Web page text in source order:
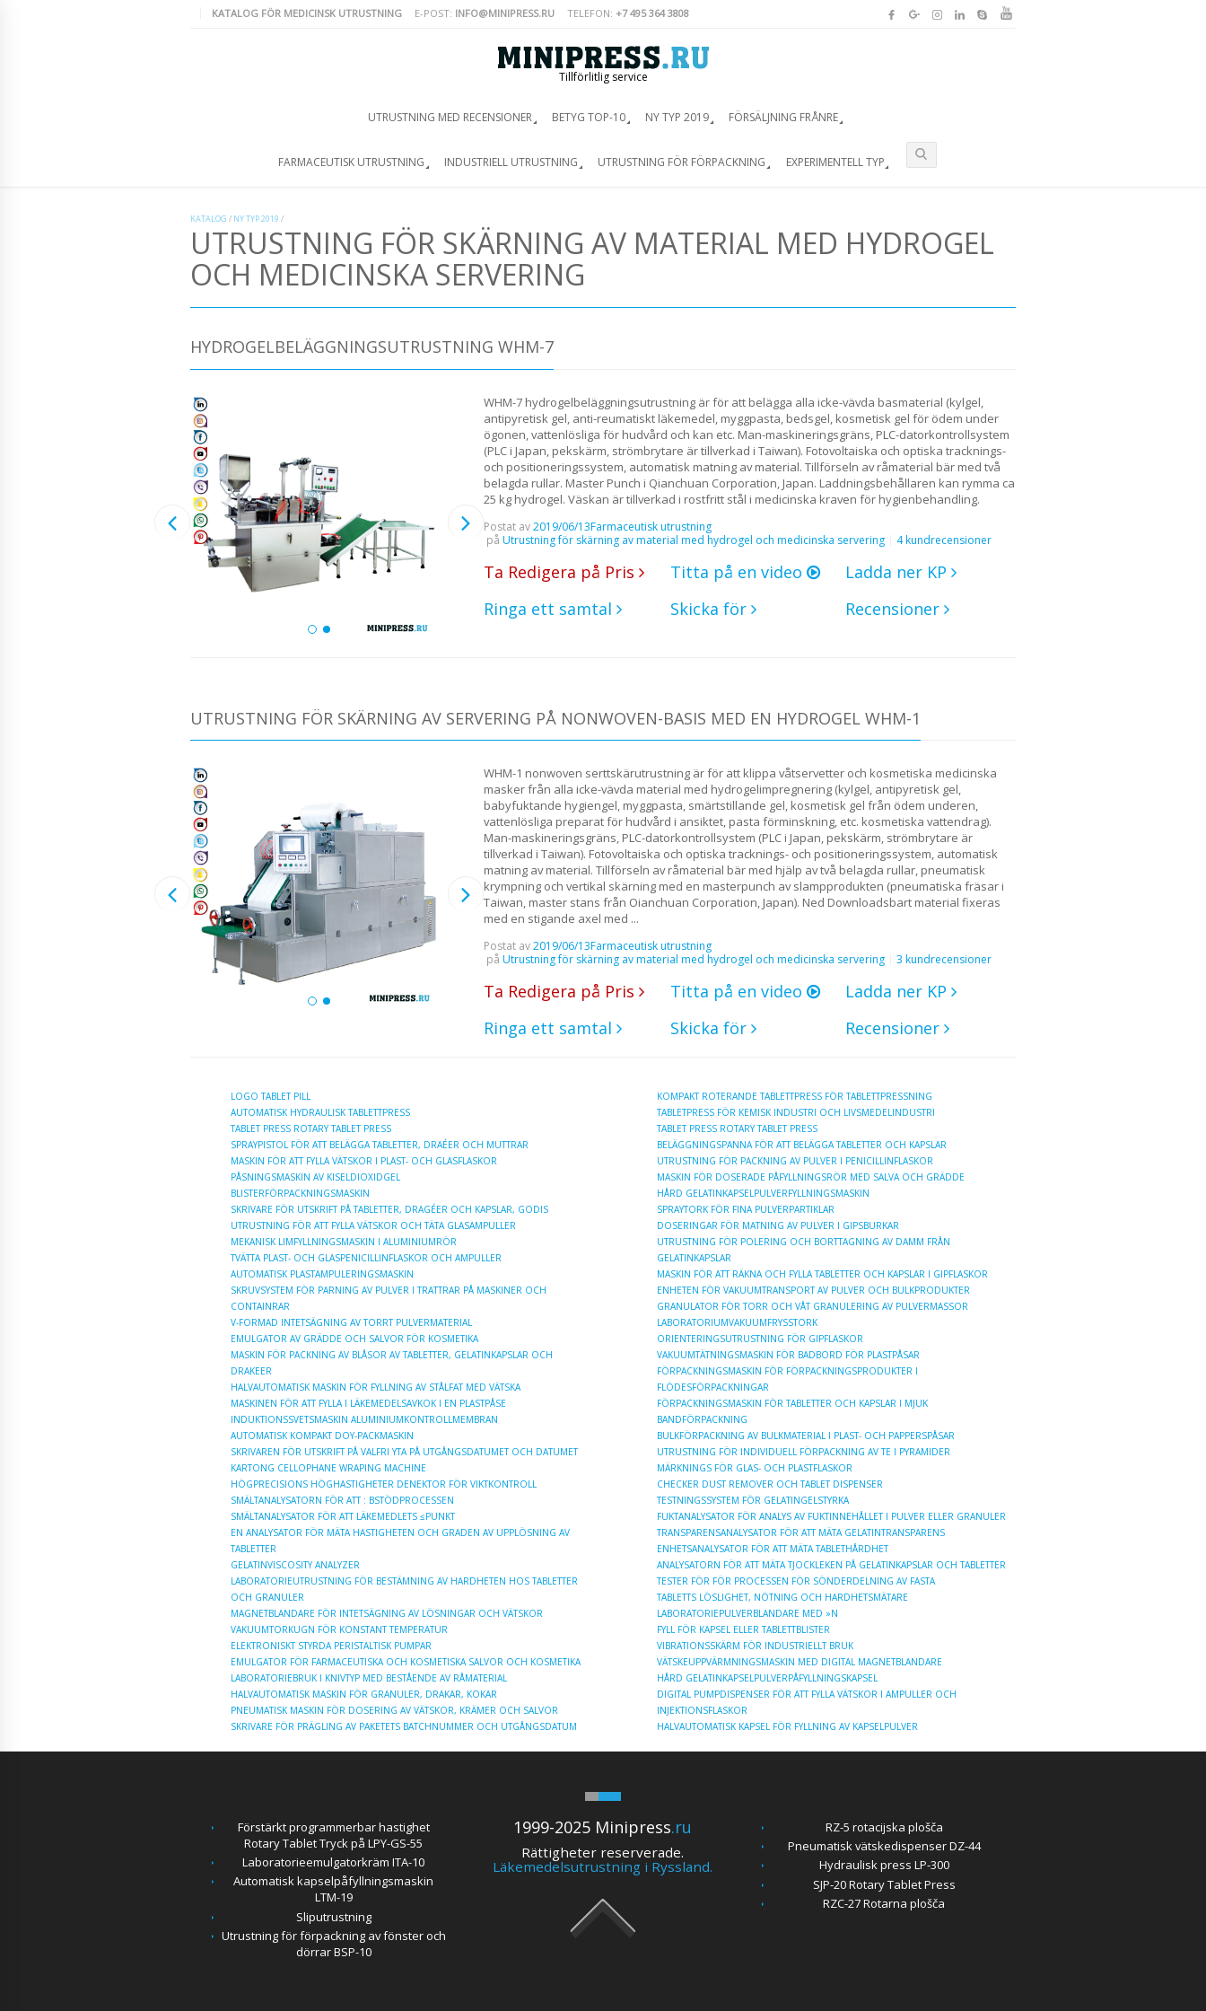
KATALOG FÖR MEDICINSK UTRUSTNING E-POST: INFO@MINIPRESS.RU TELEFON: +7 495 364 3808
Tillförlitlig service
UTRUSTNING MED RECENSIONER BETYG TOP-10 NY TYP 2019 FÖRSÄLJNING FRÅNRE
FARMACEUTISK UTRUSTNING INDUSTRIELL UTRUSTNING UTRUSTNING FÖR FÖRPACKNING EXPERIMENTELL TYP
KATALOG / NY TYP 2019 /
UTRUSTNING FÖR SKÄRNING AV MATERIAL MED HYDROGEL
OCH MEDICINSKA SERVERING
HYDROGELBELÄGGNINGSUTRUSTNING WHM-7
WHM-7 hydrogelbeläggningsutrustning är för att belägga alla icke-vävda basmaterial (kylgel,
antipyretisk gel, anti-reumatiskt läkemedel, myggpasta, bedsgel, kosmetisk gel för ödem under
ögonen, vattenlösliga för hudvård och kan etc. Man-maskineringsgräns, PLC-datorkontrollsystem
(PLC i Japan, pekskärm, strömbrytare är tillverkad i Taiwan). Fotovoltaiska och optiska tracknings-
och positioneringssystem, automatisk matning av material. Tillförseln av råmaterial bär med två
belagda rullar. Master Punch i Qianchuan Corporation, Japan. Laddningsbehållaren kan rymma ca
25 kg hydrogel. Väskan är tillverkad i rostfritt stål i medicinska kraven för hygienbehandling.
Postat av2019/06/13Farmaceutisk utrustning
på Utrustning för skärning av material med hydrogel och medicinska servering 4 kundrecensioner
Ta Redigera på Pris Titta på en video
Ladda ner KP
Ringa ett samtal
Skicka för Recensioner
UTRUSTNING FÖR SKÄRNING AV SERVERING PÅ NONWOVEN-BASIS MED EN HYDROGEL WHM-1
WHM-1 nonwoven serttskärutrustning är för att klippa våtservetter och kosmetiska medicinska
masker från alla icke-vävda material med hydrogelimpregnering (kylgel, antipyretisk gel,
babyfuktande hygiengel, myggpasta, smärtstillande gel, kosmetisk gel från ödem underen,
vattenlösliga preparat för hudvård i ansiktet, pasta förminskning, etc. kosmetiska vattendrag).
Man-maskineringsgräns, PLC-datorkontrollsystem (PLC i Japan, pekskärm, strömbrytare är
tillverkad i Taiwan). Fotovoltaiska och optiska tracknings- och positioneringssystem, automatisk
matning av material. Tillförseln av råmaterial bär med hjälp av två belagda rullar, pneumatisk
krympning och vertikal skärning med en masterpunch av slampprodukten (pneumatiska fräsar i
Taiwan, master stans från Oianchuan Corporation, Japan). Ned Downloadsbart material fixeras
med en stigande axel med ...
Postat av2019/06/13Farmaceutisk utrustning
på Utrustning för skärning av material med hydrogel och medicinska servering 3 kundrecensioner
Ta Redigera på Pris Titta på en video
Ladda ner KP
Ringa ett samtal
Skicka för Recensioner
LOGO TABLET PILL
AUTOMATISK HYDRAULISK TABLETTPRESS
TABLET PRESS ROTARY TABLET PRESS
SPRAYPISTOL FÖR ATT BELÄGGA TABLETTER, DRAÉER OCH MUTTRAR
MASKIN FÖR ATT FYLLA VÄTSKOR I PLAST- OCH GLASFLASKOR
PÅSNINGSMASKIN AV KISELDIOXIDGEL
BLISTERFÖRPACKNINGSMASKIN
SKRIVARE FÖR UTSKRIFT PÅ TABLETTER, DRAGÉER OCH KAPSLAR, GODIS
UTRUSTNING FÖR ATT FYLLA VÄTSKOR OCH TÄTA GLASAMPULLER
MEKANISK LIMFYLLNINGSMASKIN I ALUMINIUMRÖR
TVÄTTA PLAST- OCH GLASPENICILLINFLASKOR OCH AMPULLER
AUTOMATISK PLASTAMPULERINGSMASKIN
SKRUVSYSTEM FÖR PARNING AV PULVER I TRATTRAR PÅ MASKINER OCH
CONTAINRAR
V-FORMAD INTETSÄGNING AV TORRT PULVERMATERIAL
EMULGATOR AV GRÄDDE OCH SALVOR FÖR KOSMETIKA
MASKIN FÖR PACKNING AV BLÅSOR AV TABLETTER, GELATINKAPSLAR OCH
DRAKEER
HALVAUTOMATISK MASKIN FÖR FYLLNING AV STÅLFAT MED VÄTSKA
MASKINEN FÖR ATT FYLLA I LÄKEMEDELSAVKOK I EN PLASTPÅSE
INDUKTIONSSVETSMASKIN ALUMINIUMKONTROLLMEMBRAN
AUTOMATISK KOMPAKT DOY-PACKMASKIN
SKRIVAREN FÖR UTSKRIFT PÅ VALFRI YTA PÅ UTGÅNGSDATUMET OCH DATUMET
KARTONG CELLOPHANE WRAPING MACHINE
HÖGPRECISIONS HÖGHASTIGHETER DENEKTOR FÖR VIKTKONTROLL
SMÄLTANALYSATORN FÖR ATT : ΒSTÖDPROCESSEN
SMÄLTANALYSATOR FÖR ATT LÄKEMEDLETS ≤PUNKT
EN ANALYSATOR FÖR MÄTA HASTIGHETEN OCH GRADEN AV UPPLÖSNING AV
TABLETTER
GELATINVISCOSITY ANALYZER
LABORATORIEUTRUSTNING FÖR BESTÄMNING AV HARDHETEN HOS TABLETTER
OCH GRANULER
MAGNETBLANDARE FÖR INTETSÄGNING AV LÖSNINGAR OCH VÄTSKOR
VAKUUMTORKUGN FÖR KONSTANT TEMPERATUR
ELEKTRONISKT STYRDA PERISTALTISK PUMPAR
EMULGATOR FÖR FARMACEUTISKA OCH KOSMETISKA SALVOR OCH KOSMETIKA
LABORATORIEBRUK I KNIVTYP MED BESTÅENDE AV RÅMATERIAL
HALVAUTOMATISK MASKIN FÖR GRANULER, DRAKAR, KOKAR
PNEUMATISK MASKIN FÖR DOSERING AV VÄTSKOR, KRÄMER OCH SALVOR
SKRIVARE FÖR PRÄGLING AV PAKETETS BATCHNUMMER OCH UTGÅNGSDATUM
KOMPAKT ROTERANDE TABLETTPRESS FÖR TABLETTPRESSNING
TABLETPRESS FÖR KEMISK INDUSTRI OCH LIVSMEDELINDUSTRI
TABLET PRESS ROTARY TABLET PRESS
BELÄGGNINGSPANNA FÖR ATT BELÄGGA TABLETTER OCH KAPSLAR
UTRUSTNING FÖR PACKNING AV PULVER I PENICILLINFLASKOR
MASKIN FÖR DOSERADE PÅFYLLNINGSRÖR MED SALVA OCH GRÄDDE
HÅRD GELATINKAPSELPULVERFYLLNINGSMASKIN
SPRAYTORK FÖR FINA PULVERPARTIKLAR
DOSERINGAR FÖR MATNING AV PULVER I GIPSBURKAR
UTRUSTNING FÖR POLERING OCH BORTTAGNING AV DAMM FRÅN
GELATINKAPSLAR
MASKIN FÖR ATT RÄKNA OCH FYLLA TABLETTER OCH KAPSLAR I GIPFLASKOR
ENHETEN FÖR VAKUUMTRANSPORT AV PULVER OCH BULKPRODUKTER
GRANULATOR FÖR TORR OCH VÅT GRANULERING AV PULVERMASSOR
LABORATORIUMVAKUUMFRYSSTORK
ORIENTERINGSUTRUSTNING FÖR GIPFLASKOR
VAKUUMTÄTNINGSMASKIN FÖR BADBORD FÖR PLASTPÅSAR
FÖRPACKNINGSMASKIN FÖR FÖRPACKNINGSPRODUKTER I
FLÖDESFÖRPACKNINGAR
FÖRPACKNINGSMASKIN FÖR TABLETTER OCH KAPSLAR I MJUK
BANDFÖRPACKNING
BULKFÖRPACKNING AV BULKMATERIAL I PLAST- OCH PAPPERSPÅSAR
UTRUSTNING FÖR INDIVIDUELL FÖRPACKNING AV TE I PYRAMIDER
MÄRKNINGS FÖR GLAS- OCH PLASTFLASKOR
CHECKER DUST REMOVER OCH TABLET DISPENSER
TESTNINGSSYSTEM FÖR GELATINGELSTYRKA
FUKTANALYSATOR FÖR ANALYS AV FUKTINNEHÅLLET I PULVER ELLER GRANULER
TRANSPARENSANALYSATOR FÖR ATT MÄTA GELATINTRANSPARENS
ENHETSANALYSATOR FÖR ATT MÄTA TABLETHÅRDHET
ANALYSATORN FÖR ATT MÄTA TJOCKLEKEN PÅ GELATINKAPSLAR OCH TABLETTER
TESTER FÖR FÖR PROCESSEN FÖR SÖNDERDELNING AV FASTA
TABLETTS LÖSLIGHET, NÖTNING OCH HARDHETSMÄTARE
LABORATORIEPULVERBLANDARE MED »N
FYLL FÖR KAPSEL ELLER TABLETTBLISTER
VIBRATIONSSKÄRM FÖR INDUSTRIELLT BRUK
VÄTSKEUPPVÄRMNINGSMASKIN MED DIGITAL MAGNETBLANDARE
HÅRD GELATINKAPSELPULVERPÅFYLLNINGSKAPSEL
DIGITAL PUMPDISPENSER FÖR ATT FYLLA VÄTSKOR I AMPULLER OCH
INJEKTIONSFLASKOR
HALVAUTOMATISK KAPSEL FÖR FYLLNING AV KAPSELPULVER
Förstärkt programmerbar hastighet
Rotary Tablet Tryck på LPY-GS-55
Laboratorieemulgatorkräm ITA-10
Automatisk kapselpåfyllningsmaskin
LTM-19
Sliputrustning
Utrustning för förpackning av fönster och
dörrar BSP-10
1999-2025 Minipress.ru
Rättigheter reserverade.
Läkemedelsutrustning i Ryssland.
RZ-5 rotacijska plošča
Pneumatisk vätskedispenser DZ-44
Hydraulisk press LP-300
SJP-20 Rotary Tablet Press
RZC-27 Rotarna plošča